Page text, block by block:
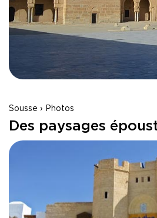
Sousse › Photos
Des paysages